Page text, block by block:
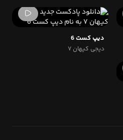
دیپ کست 6
دیجی کیهان ۷